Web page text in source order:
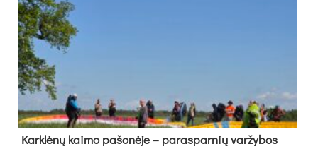
Kark­lė­nų kai­mo pa­šo­nė­je – pa­ras­par­nių var­žy­bos